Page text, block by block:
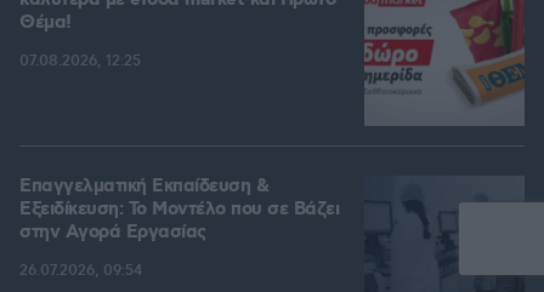
Θέμα!
07.08.2026, 12:25
Επαγγελματική Εκπαίδευση &
Εξειδίκευση: Το Mοντέλο που σε Bάζει
στην Aγορά Eργασίας
26.07.2026, 09:54